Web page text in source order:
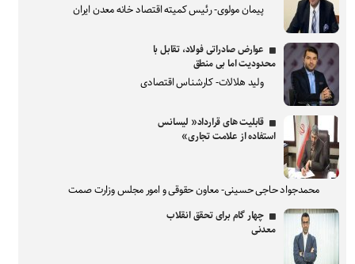
پیمان مولوی- رئیس کمیته اقتصاد خانه معدن ایران
عوارض صادراتی فولاد، تقابل با
محدودیت اما بی منطق
ولید هلالات- کارشناس اقتصادی
قابلیت های قرارداد« لیسانس
استفاده از علامت تجاری»
محمدجواد حاجی حسینی- معاون حقوقی و امور مجلس وزارت صمت
چهار گام برای تحقق انقلاب
معدنی